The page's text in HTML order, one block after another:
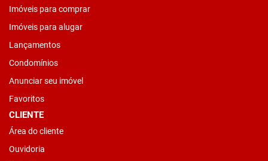
Imóveis para comprar
Imóveis para alugar
Lançamentos
Condomínios
Anunciar seu imóvel
Favoritos
CLIENTE
Área do cliente
Ouvidoria